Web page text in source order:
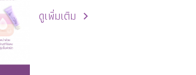
คงความชุ่มชื้นต่อผิว
ดูเพิ่มเติม